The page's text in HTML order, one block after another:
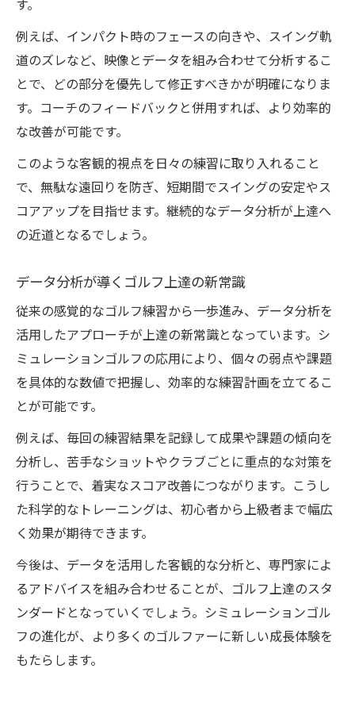
す。
例えば、インパクト時のフェースの向きや、スイング軌
道のズレなど、映像とデータを組み合わせて分析するこ
とで、どの部分を優先して修正すべきかが明確になりま
す。コーチのフィードバックと併用すれば、より効率的
な改善が可能です。
このような客観的視点を日々の練習に取り入れること
で、無駄な遠回りを防ぎ、短期間でスイングの安定やス
コアアップを目指せます。継続的なデータ分析が上達へ
の近道となるでしょう。
データ分析が導くゴルフ上達の新常識
従来の感覚的なゴルフ練習から一歩進み、データ分析を
活用したアプローチが上達の新常識となっています。シ
ミュレーションゴルフの応用により、個々の弱点や課題
を具体的な数値で把握し、効率的な練習計画を立てるこ
とが可能です。
例えば、毎回の練習結果を記録して成果や課題の傾向を
分析し、苦手なショットやクラブごとに重点的な対策を
行うことで、着実なスコア改善につながります。こうし
た科学的なトレーニングは、初心者から上級者まで幅広
く効果が期待できます。
今後は、データを活用した客観的な分析と、専門家によ
るアドバイスを組み合わせることが、ゴルフ上達のスタ
ンダードとなっていくでしょう。シミュレーションゴル
フの進化が、より多くのゴルファーに新しい成長体験を
もたらします。